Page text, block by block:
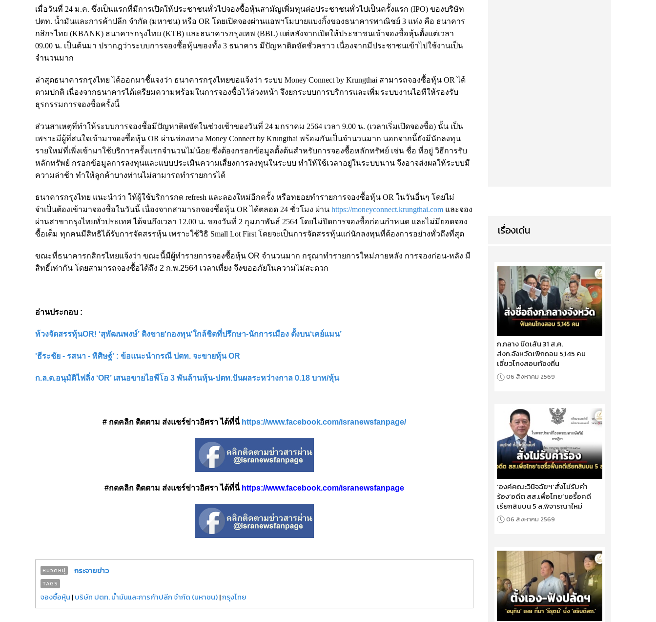
เมื่อวันที่ 24 ม.ค. ซึ่งเป็นแรกที่มีการเปิดให้ประชาชนทั่วไปจองซื้อหุ้นสามัญเพิ่มทุนต่อประชาชนทั่วไปเป็นครั้งแรก (IPO) ของบริษัท
ปตท. น้ำมันและการค้าปลีก จำกัด (มหาชน) หรือ OR โดยเปิดจองผ่านแอพฯโมบาย​แบ​งกิ้ง​ของ​ธนาคาร​พาณิชย์​ 3​ แห่ง​ คือ​ ธนาคาร​
กสิกรไทย​ (KBANK) ธนาคารกรุงไทย (KTB) และธนาคาร​กรุงเทพ (BBL)​ แต่หลังจากเปิดให้ประชาชนเข้าจองซื้อหุ้นตั้งแต่เวลา
09.00 น. เป็นต้นมา ปรากฎว่าระบบการจองซื้อหุ้นของทั้ง 3 ธนาคาร มีปัญหาติดขัดชั่วคราว เนื่องจากมีประชาชนเข้าไปใช้งานเป็น
จำนวนมาก
ล่าสุดธนาคารกรุงไทย ได้ออกมาชี้แจงว่า ธนาคารกรุงไทยขอแจ้งว่า ระบบ Money Connect by Krungthai สามารถจองซื้อหุ้น OR ได้
ตามปกติ เนื่องจากธนาคารได้เตรียมความพร้อมในการจองซื้อไว้ล่วงหน้า จึงยกระบบการบริการและเพิ่มระบบงานไอทีให้รองรับ
ธุรกรรมการจองซื้อครั้งนี้
ส่วนสาเหตุที่ทำให้ระบบการจองซื้อมีปัญหาติดขัดในช่วงเช้าของวันที่ 24 มกราคม 2564 เวลา 9.00 น. (เวลาเริ่มเปิดจองซื้อ) นั้น เป็น
เพราะมีผู้ที่สนใจเข้ามาจองซื้อหุ้น OR ผ่านช่องทาง Money Connect by Krungthai พร้อมกันเป็นจำนวนมาก นอกจากนี้ยังมีนักลงทุน
รายใหม่ที่เพิ่งเข้ามาใช้บริการครั้งแรกจำนวนไม่น้อย ซึ่งต้องกรอกข้อมูลตั้งต้นสำหรับการจองซื้อหลักทรัพย์ เช่น ชื่อ ที่อยู่ วิธีการรับ
หลักทรัพย์ กรอกข้อมูลการลงทุนและแบบประเมินความเสี่ยงการลงทุนในระบบ ทำให้ใช้เวลาอยู่ในระบบนาน จึงอาจส่งผลให้ระบบมี
ความล่าช้า ทำให้ลูกค้าบางท่านไม่สามารถทำรายการได้
ธนาคารกรุงไทย แนะนำว่า ให้ผู้ใช้บริการกด refresh และลองใหม่อีกครั้ง หรือทยอยทำรายการจองซื้อหุ้น OR ในวันอื่นๆ โดยไม่
จำเป็นต้องเข้ามาจองซื้อในวันนี้ เนื่องจากสามารถจองซื้อหุ้น OR ได้ตลอด 24 ชั่วโมง ผ่าน https://moneyconnect.krungthai.com และจอง
ผ่านสาขากรุงไทยทั่วประเทศ ได้จนถึงเวลา 12.00 น. ของวันที่ 2 กุมภาพันธ์ 2564 โดยไม่ปิดการจองซื้อก่อนกำหนด และไม่มียอดจอง
ซื้อเต็ม ทุกคนมีสิทธิได้รับการจัดสรรหุ้น เพราะใช้วิธิ Small Lot First โดยจะเป็นการจัดสรรหุ้นแก่นักลงทุนที่ต้องการอย่างทั่วถึงที่สุด
ขณะที่ธนาคารกสิกรไทยแจ้งว่า ขณะนี้มีผู้ทำรายการจองซื้อหุ้น OR จำนวนมาก กรุณาทำรายการใหม่ภายหลัง การจองก่อน-หลัง มี
สิทธิ์เท่ากัน โดยสามารถจองซื้อได้ถึง 2 ก.พ.2564 เวลาเที่ยง จึงขออภัยในความไม่สะดวก
อ่านประกอบ :
ท้วงจัดสรรหุ้นOR! ‘สุพัฒนพงษ์’ ติงขาย'กองทุน'ใกล้ชิดที่ปรึกษา-นักการเมือง ตั้งบน‘เคย์แมน’
'ธีระชัย - รสนา - พิศิษฐ์' : ข้อแนะนำกรณี ปตท. จะขายหุ้น OR
ก.ล.ต.อนุมัติไฟลิ่ง ‘OR’ เสนอขายไอพีโอ 3 พันล้านหุ้น-ปตท.ปันผลระหว่างกาล 0.18 บาท/หุ้น
# กดคลิก ติดตาม ส่งแชร์ข่าวอิศรา ได้ที่นี่ https://www.facebook.com/isranewsfanpage/
#กดคลิก ติดตาม ส่งแชร์ข่าวอิศรา ได้ที่นี่ https://www.facebook.com/isranewsfanpage
หมวดหมู่ กระจายข่าว
TAGS
จองซื้อหุ้น |บริษัท ปตท. น้ำมันและการค้าปลีก จำกัด (มหาชน)|กรุงไทย
เรื่องเด่น
ก.กลาง ขีดเส้น 31 ส.ค.
ส่งก.จังหวัดเพิกถอน 5,145 คน
เอี่ยวโกงสอบท้องถิ่น
06 สิงหาคม 2569
‘องค์คณะวินิจฉัยฯ’สั่งไม่รับคำ
ร้อง‘อดีต สส.เพื่อไทย’ขอรื้อคดี
เรียกสินบน 5 ล.พิจารณาใหม่
06 สิงหาคม 2569